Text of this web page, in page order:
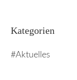
Kategorien
Aktuelles